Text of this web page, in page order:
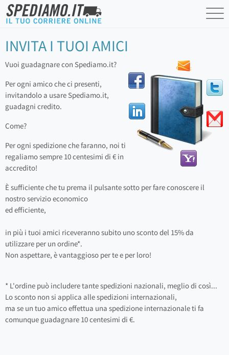
INVITA I TUOI AMICI
Vuoi guadagnare con Spediamo.it?
Per ogni amico che ci presenti,
invitandolo a usare Spediamo.it,
guadagni credito.
Come?
Per ogni spedizione che faranno, noi ti
regaliamo sempre 10 centesimi di € in
accredito!
È sufficiente che tu prema il pulsante sotto per fare conoscere il
nostro servizio economico
ed efficiente,
in più i tuoi amici riceveranno subito uno sconto del 15% da
utilizzare per un ordine*.
Non aspettare, è vantaggioso per te e per loro!
* L'ordine può includere tante spedizioni nazionali, meglio di così...
Lo sconto non si applica alle spedizioni internazionali,
ma se un tuo amico effettua una spedizione internazionale ti fa
comunque guadagnare 10 centesimi di €.